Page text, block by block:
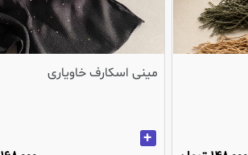
مینی اسکارف خاویاری
+